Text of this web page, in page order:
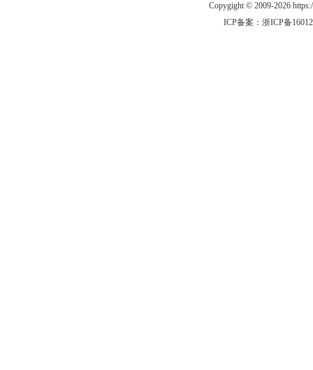
Copygight © 2009-2026
ICP备案： 浙ICP备